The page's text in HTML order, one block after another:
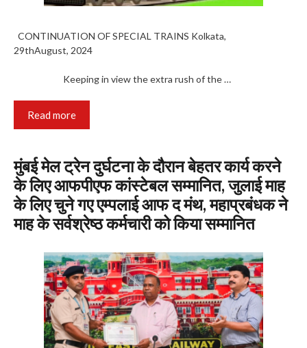
CONTINUATION OF SPECIAL TRAINS Kolkata,
29thAugust, 2024
Keeping in view the extra rush of the …
Read more
मुंबई मेल ट्रेन दुर्घटना के दौरान बेहतर कार्य करने
के लिए आफपीएफ कांस्टेबल सम्मानित, जुलाई माह
के लिए चुने गए एम्पलाई आफ द मंथ, महाप्रबंधक ने
माह के सर्वश्रेष्ठ कर्मचारी को किया सम्मानित